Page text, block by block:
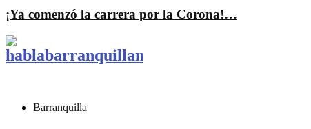
¡Ya comenzó la carrera por la Corona!…
Barranquilla